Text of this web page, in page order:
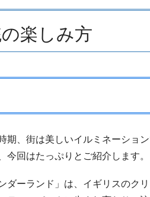
楽しみ方
、街は美しいイルミネーショ
回はたっぷりとご紹介します。
ダーランド」は、イギリスのク